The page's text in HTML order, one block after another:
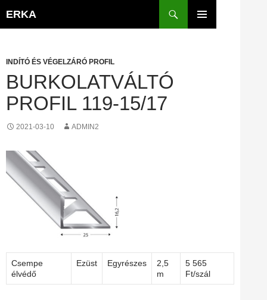
ERKA
INDÍTÓ ÉS VÉGELZÁRÓ PROFIL
BURKOLATVÁLTÓ
PROFIL 119-15/17
2021-03-10 ADMIN2
Csempe
élvédő
Ezüst Egyrészes
2,5
m
5 565
Ft/szál